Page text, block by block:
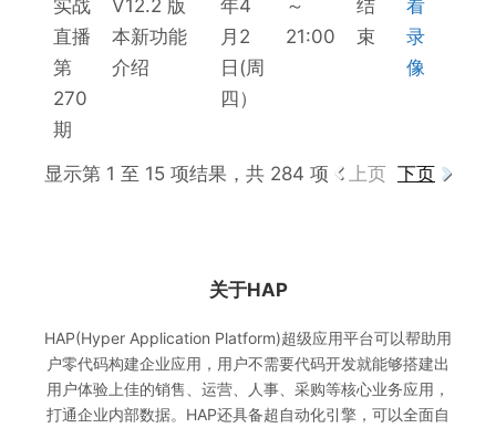
实战
直播
第
270
期
V12.2 版
本新功能
介绍
年4
月2
日(周
四）
～
21:00
结
束
看
录
像
显示第 1 至 15 项结果，共 284 项 上页 下页
关于HAP
HAP(Hyper Application Platform)超级应用平台可以帮助用
户零代码构建企业应用，用户不需要代码开发就能够搭建出
用户体验上佳的销售、运营、人事、采购等核心业务应用，
打通企业内部数据。HAP还具备超自动化引擎，可以全面自